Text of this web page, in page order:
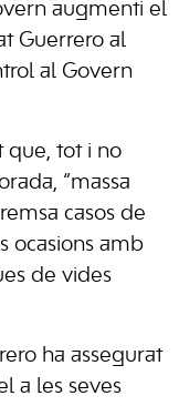
augmenti el
Guerrero al
al Govern
que, tot i no
“massa
casos de
ocasions amb
de vides
ha assegurat
a les seves